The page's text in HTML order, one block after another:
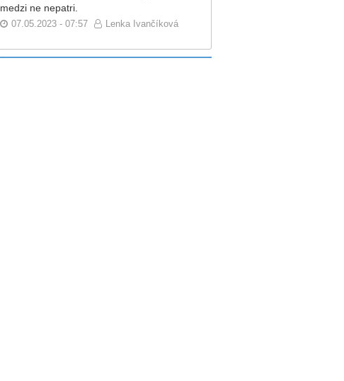
medzi ne nepatri.
07.05.2023 - 07:57 Lenka Ivančíková